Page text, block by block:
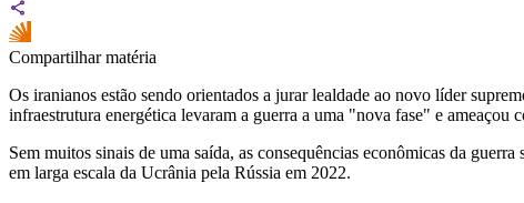
Compartilhar matéria
Os iranianos estão sendo orientados a jurar lealdade ao novo líder
infraestrutura energética levaram a guerra a uma "nova fase" e ameaçou
Sem muitos sinais de uma saída, as consequências econômicas da
em larga escala da Ucrânia pela Rússia em 2022.